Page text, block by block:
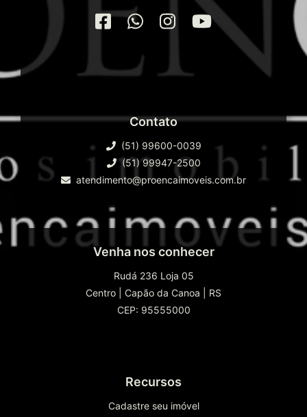
Contato
(51) 99600-0039
(51) 99947-2500
atendimento@proencaimoveis.com.br
Venha nos conhecer
Rudá 236 Loja 05
Centro
Capão da Canoa
RS
CEP: 95555000
Recursos
Cadastre seu imóvel